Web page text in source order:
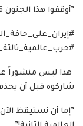
‏”أوقفوا هذا الجنون
هذا ليس منشوراً
‏شاركوه قبل أن
‏”إما أن نستيقظ